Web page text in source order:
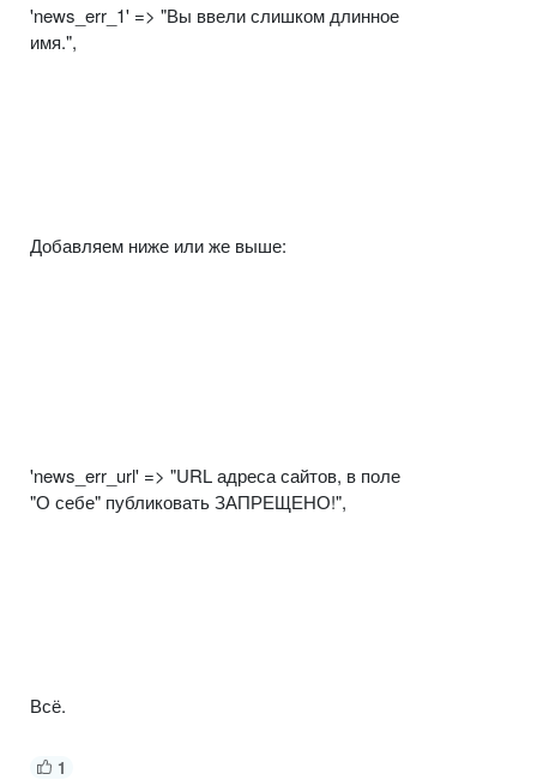
'news_err_1' => "Вы ввели слишком длинное
имя.",
Добавляем ниже или же выше:
'news_err_url' => "URL адреса сайтов, в поле
"О себе" публиковать ЗАПРЕЩЕНО!",
Всё.
1